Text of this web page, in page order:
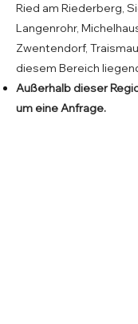
Ried am Riederberg,
Langenrohr,
Zwentendorf,
diesem Bereich
Außerhalb dieser
um eine Anfrage.